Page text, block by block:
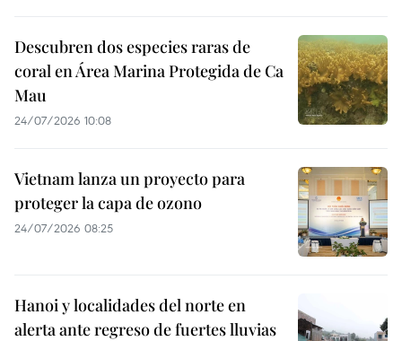
Descubren dos especies raras de
coral en Área Marina Protegida de Ca
Mau
24/07/2026 10:08
Vietnam lanza un proyecto para
proteger la capa de ozono
24/07/2026 08:25
Hanoi y localidades del norte en
alerta ante regreso de fuertes lluvias